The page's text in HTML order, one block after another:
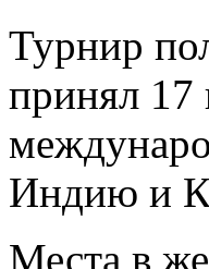
Турнир
принял 17
Индию и
Места в